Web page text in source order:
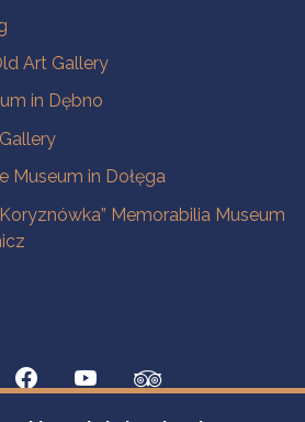
Art Gallery
in Dębno
Museum in Dołęga
Memorabilia Museum